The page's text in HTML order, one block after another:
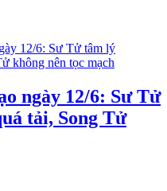
ngày 12/6: Sư Tử
tải, Song Tử